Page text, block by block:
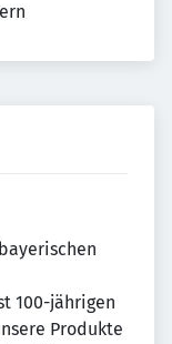
100-jährigen
Produkte